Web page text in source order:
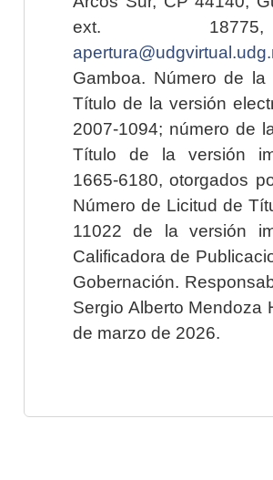
ext.
Gamboa. Número de
Título de la versión
2007-1094; número de
Título de la versión
1665-6180, otorgados
Número de Licitud de
11022 de la versión
Calificadora de
Gobernación.
Sergio Alberto Mendoza
de marzo de 2026.